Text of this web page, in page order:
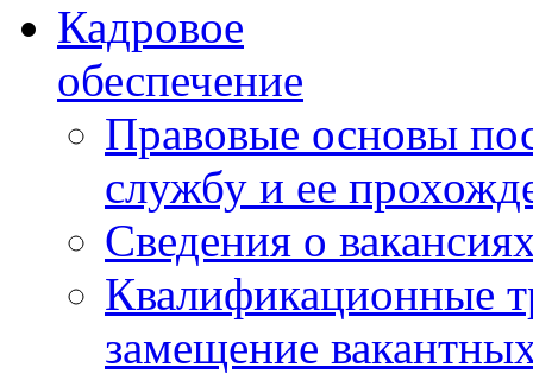
Кадровое
обеспечение
Правовые основы
службу и ее
Сведения о
Квалификационные
замещение